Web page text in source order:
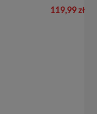
119,99 zł